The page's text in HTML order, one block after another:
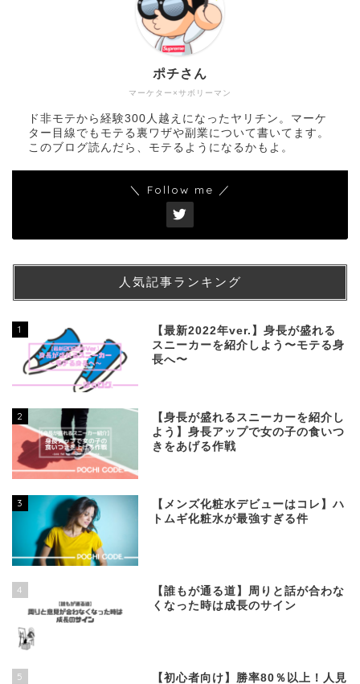
マーケター×サボリーマン
ポチさん
ド非モテから経験300人越えになったヤリチン。マーケ
ター目線でもモテる裏ワザや副業について書いてます。
このブログ読んだら、モテるようになるかもよ。
＼ Follow me ／
人気記事ランキング
1
【最新2022年ver.】身長が盛れる
スニーカーを紹介しよう〜モテる身
長へ〜
2
【身長が盛れるスニーカーを紹介し
よう】身長アップで女の子の食いつ
きをあげる作戦
3
【メンズ化粧水デビューはコレ】ハ
トムギ化粧水が最強すぎる件
4
【誰もが通る道】周りと話が合わな
くなった時は成長のサイン
5
【初心者向け】勝率80％以上！人見